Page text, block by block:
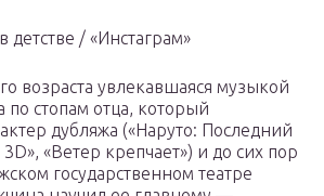
детстве / «Инстаграм»
возраста увлекавшаяся музыкой
стопам отца, который
дубляжа («Наруто: Последний
«Ветер крепчает») и до сих пор
государственном театре